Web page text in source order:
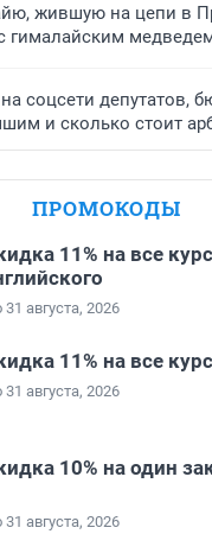
жившую на цепи в
гималайским
соцсети депутатов,
и сколько стоит
ПРОМОКОДЫ
11% на все
31 августа, 2026
11% на все
31 августа, 2026
10% на один
31 августа, 2026